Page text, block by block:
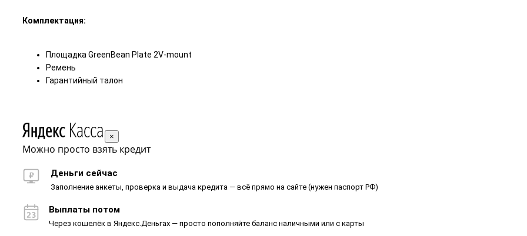
Комплектация:
Площадка GreenBean Plate 2V-mount
Ремень
Гарантийный талон
×
Можно просто взять кредит
Деньги сейчас
Заполнение анкеты, проверка и выдача кредита — всё прямо на сайте (нужен паспорт РФ)
Выплаты потом
Через кошелёк в Яндекс.Деньгах — просто пополняйте баланс наличными или с карты